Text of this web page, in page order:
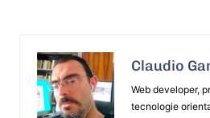
Claudio
Web developer,
tecnologie